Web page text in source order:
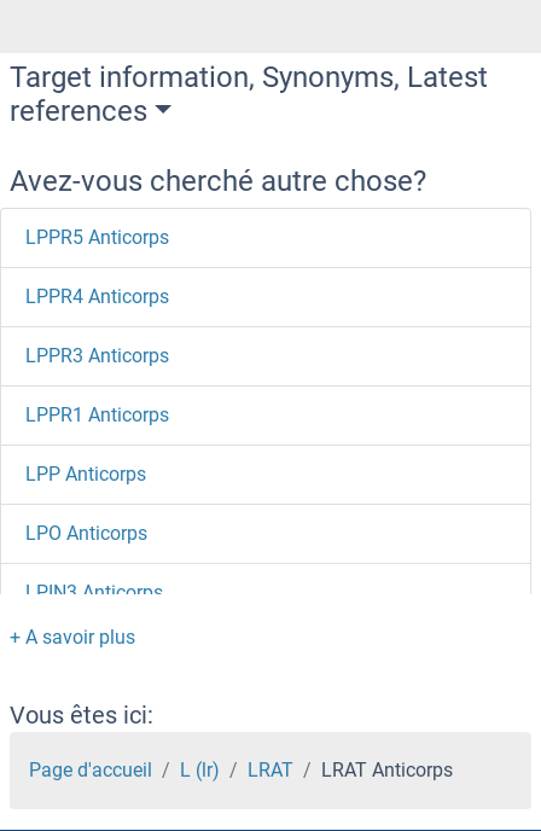
Target information, Synonyms, Latest
references
Avez-vous cherché autre chose?
LPPR5 Anticorps
LPPR4 Anticorps
LPPR3 Anticorps
LPPR1 Anticorps
LPP Anticorps
LPO Anticorps
LPIN3 Anticorps
LPHN3 Anticorps
LPHN2 Anticorps
LPGAT1 Anticorps
Vous êtes ici:
Page d'accueil L (lr) LRAT LRAT Anticorps